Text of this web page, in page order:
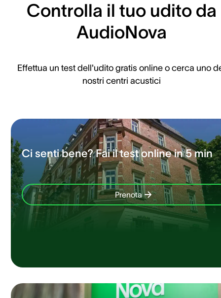
Controlla il tuo udito da
AudioNova
Effettua un test dell'udito gratis online o cerca uno
nostri centri acustici
Ci senti bene? Fai il test online in 5 min
Prenota